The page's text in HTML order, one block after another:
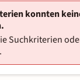
konnten
Suchkriterien